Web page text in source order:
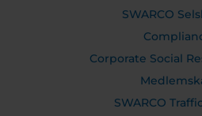
SWARCO
Corporate Social
SWARCO